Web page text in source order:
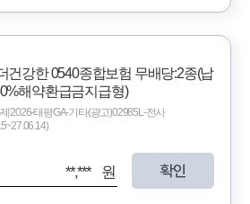
건강한 0540종합보험 무배당:2종(납
해약환급금지급형)
2026-태평GA-기타(광고)02985L-전사
**,*** 원 확인